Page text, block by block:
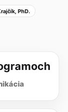
PhD.